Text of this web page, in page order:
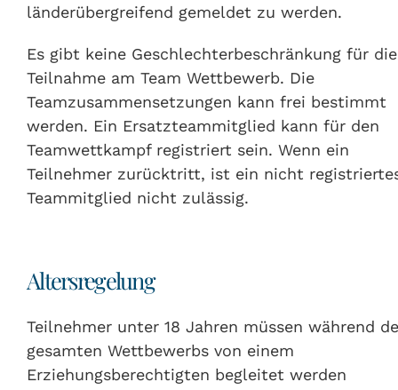
länderübergreifend gemeldet zu werden.
Es gibt keine Geschlechterbeschränkung für die
Teilnahme am Team Wettbewerb. Die
Teamzusammensetzungen kann frei bestimmt
werden. Ein Ersatzteammitglied kann für den
Teamwettkampf registriert sein. Wenn ein
Teilnehmer zurücktritt, ist ein nicht
Teammitglied nicht zulässig.
Altersregelung
Teilnehmer unter 18 Jahren müssen während
gesamten Wettbewerbs von einem
Erziehungsberechtigten begleitet werden